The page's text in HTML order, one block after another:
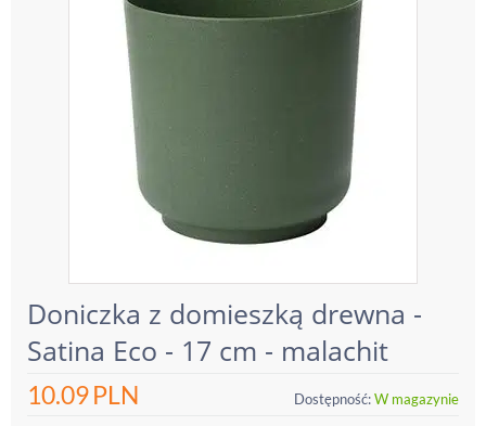
Doniczka z domieszką drewna -
Satina Eco - 17 cm - malachit
10.09PLN Dostępność:W magazynie